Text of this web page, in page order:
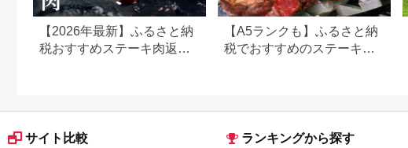
【2026年最新】ふるさと納
税おすすめステーキ肉返礼
【A5ランクも】ふるさと納
税でおすすめのステーキ肉
サイト比較 ランキングから探す